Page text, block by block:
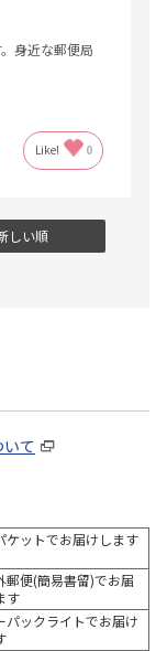
身近な郵便局
Like! 0
しい順
て
ケットでお届けします
郵便(簡易書留)でお届
す
パックライトでお届け